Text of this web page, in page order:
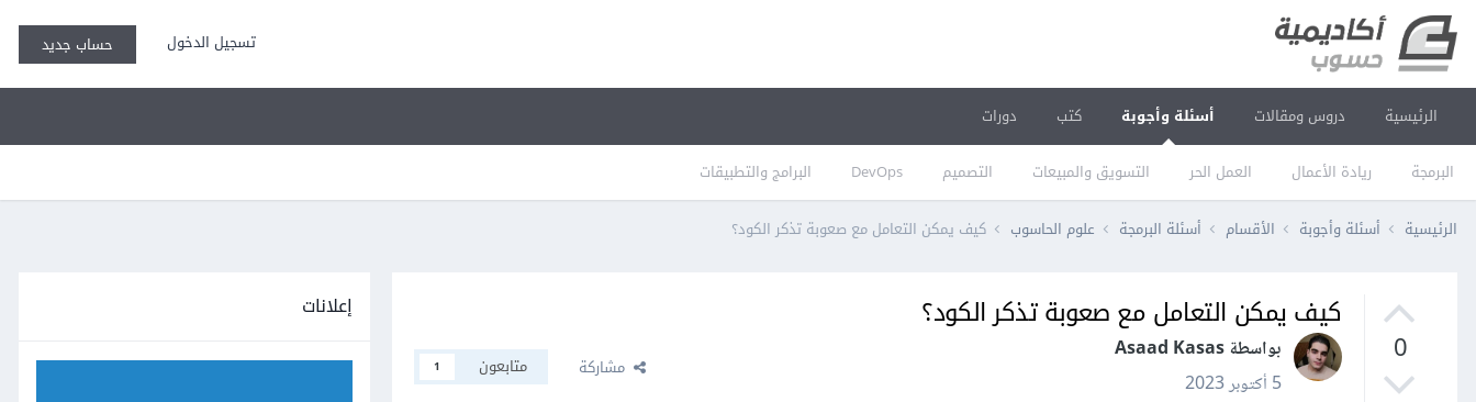
تسجيل الدخول حساب جديد
الرئيسية دروس ومقالات أسئلة وأجوبة
البرمجة ريادة الأعمال العمل الحر التسويق والمبيعات التصميم DevOps البرامج والتطبيقات
كتب دورات
الرئيسية أسئلة وأجوبة الأقسام أسئلة البرمجة علوم الحاسوب كيف يمكن التعامل مع صعوبة تذكر الكود؟
0
كيف يمكن التعامل مع صعوبة تذكر الكود؟
بواسطة Asaad Kasas
5 أكتوبر 2023
مشاركة متابعون 1
إعلانات